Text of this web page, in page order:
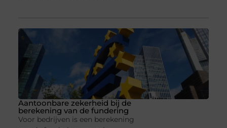
Aantoonbare zekerheid bij de
berekening van de fundering
Voor bedrijven is een berekening